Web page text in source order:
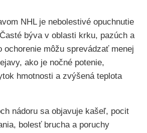
NHL je nebolestivé opuchnutie
býva v oblasti krku, pazúch a
ochorenie môžu sprevádzať menej
ako je nočné potenie,
hmotnosti a zvýšená teplota
nádoru sa objavuje kašeľ, pocit
bolesť brucha a poruchy